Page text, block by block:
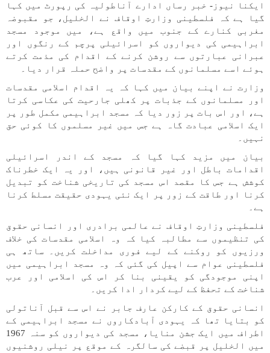
ایکنا نیوز- خبر رساں ادارے آناطولیہ کی رپورٹ میں کہا
گیا ہے کہ فلسطینی وزارتِ اوقاف نے الخلیل، جو مقبوضہ
مغربی کنارے کے جنوب میں واقع ہے، میں موجود مسجد
ابراہیمی کی دیواروں کو اسرائیلی پرچم کے رنگوں اور
عبرانی عبارتوں سے روشن کرنے کے اقدام کی مذمت کرتے
ہوئے اسے مسلمانوں کے مقدسات پر واضح حملہ قرار دیا۔
وزارت نے اپنے بیان میں کہا کہ یہ اقدام اسلامی مقدسات
اور مسلمانوں کے جذبات پر کھلی جارحیت کی عکاسی کرتا
ہے، اور اس بات پر زور دیا کہ مسجد ابراہیمی مکمل طور پر
ایک اسلامی عبادت گاہ ہے جس میں غیر مسلموں کا کوئی حق
نہیں۔
بیان میں مزید کہا گیا کہ مسجد کے اندر اسرائیلی
اقدامات باطل اور غیر قانونی ہیں، اور یہ ایک خطرناک
کوشش ہے جس کا مقصد اس مسجد کی تاریخی شناخت کو تبدیل
کرنا اور طاقت کے زور پر ایک نئی یہودی حقیقت مسلط کرنا
ہے۔
فلسطینی وزارتِ اوقاف نے عالمی برادری اور انسانی حقوق
کی تنظیموں سے مطالبہ کیا کہ وہ اسلامی مقدسات کی خلاف
ورزیوں کو روکنے کے لیے فوری مداخلت کریں۔ ساتھ ہی
فلسطینی عوام سے اپیل کی گئی کہ وہ مسجد ابراہیمی میں
اپنی موجودگی کو یقینی بنا کر اس کی اسلامی اور عرب
شناخت کے تحفظ کے لیے کردار ادا کریں۔
انسانی حقوق کے کارکن عارف جابر نے اس سے قبل آناتولی
کو بتایا تھا کہ یہودی آبادکاروں نے مسجد ابراہیمی کے
اطراف میں ایک جشن منایا، مسجد کی دیواروں کو سنہ 1967
میں الخلیل پر قبضے کی سالگرہ کے موقع پر نیلی روشنیوں